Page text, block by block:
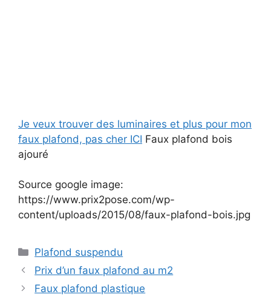
Je veux trouver des luminaires et plus pour mon
faux plafond, pas cher ICI Faux plafond bois
ajouré
Source google image:
https://www.prix2pose.com/wp-
content/uploads/2015/08/faux-plafond-bois.jpg
Catégories
Plafond suspendu
Prix d’un faux plafond au m2
Faux plafond plastique